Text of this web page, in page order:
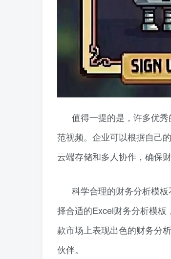
值得一提的是，许多优
范视频。企业可以根据自己
云端存储和多人协作，确保
科学合理的财务分析模
择合适的Excel财务分析模
款市场上表现出色的财务分
伙伴。